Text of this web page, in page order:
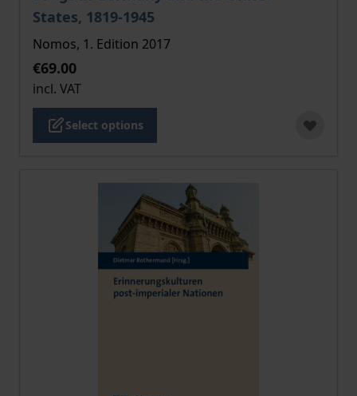
States, 1819-1945
Nomos, 1. Edition 2017
€69.00
incl. VAT
Select options